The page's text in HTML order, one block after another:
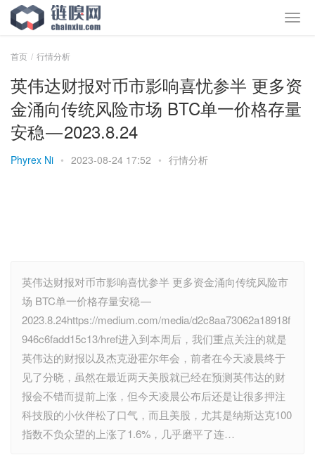
首页 行情分析
英伟达财报对币市影响喜忧参半 更多资
金涌向传统风险市场 BTC单一价格存量
安稳 — 2023.8.24
Phyrex Ni • 2023-08-24 17:52 • 行情分析
英伟达财报对币市影响喜忧参半 更多资金涌向传统风险市
场 BTC单一价格存量安稳 —
2023.8.24https://medium.com/media/d2c8aa73062a18918f
946c6fadd15c13/href进入到本周后，我们重点关注的就是
英伟达的财报以及杰克逊霍尔年会，前者在今天凌晨终于
见了分晓，虽然在最近两天美股就已经在预测英伟达的财
报会不错而提前上涨，但今天凌晨公布后还是让很多押注
科技股的小伙伴松了口气，而且美股，尤其是纳斯达克100
指数不负众望的上涨了1.6%，几乎磨平了连…